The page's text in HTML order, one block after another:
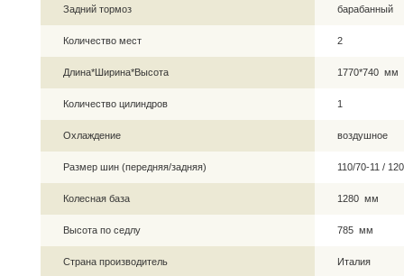
Задний тормоз барабанный
Количество мест 2
Длина*Ширина*Высота 1770*740 мм
Количество цилиндров 1
Охлаждение воздушное
Размер шин (передняя/задняя) 110/70-11 /
Колесная база 1280 мм
Высота по седлу 785 мм
Страна производитель Италия